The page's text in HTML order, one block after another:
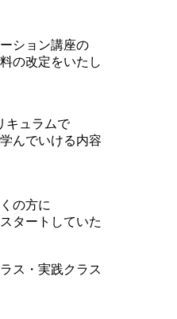
ション講座の
の改定をいたし
キュラムで
んでいける内容
の方に
タートしていた
ス・実践クラス